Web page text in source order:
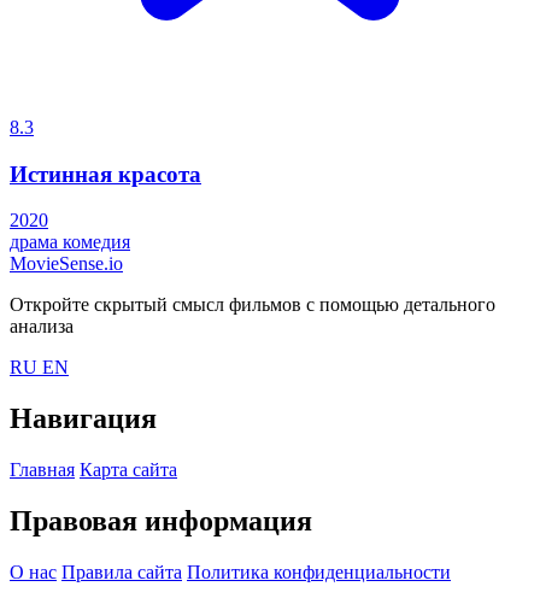
8.3
Истинная красота
2020
драма комедия
MovieSense.io
Откройте скрытый смысл фильмов с помощью детального
анализа
RU EN
Навигация
Главная Карта сайта
Правовая информация
О нас Правила сайта Политика конфиденциальности